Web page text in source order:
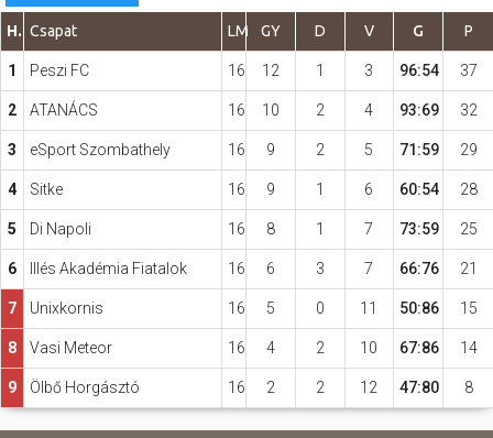
Szabadidő
Hasznos
H. Csapat LM GY D V G P
1 Peszi FC 16 12 1 3 96:54 37
2 ATANÁCS 16 10 2 4 93:69 32
3 eSport Szombathely 16 9 2 5 71:59 29
4 Sitke 16 9 1 6 60:54 28
5 Di Napoli 16 8 1 7 73:59 25
6 Illés Akadémia Fiatalok 16 6 3 7 66:76 21
7 Unixkornis 16 5 0 11 50:86 15
8 Vasi Meteor 16 4 2 10 67:86 14
9 Ölbő Horgásztó 16 2 2 12 47:80 8